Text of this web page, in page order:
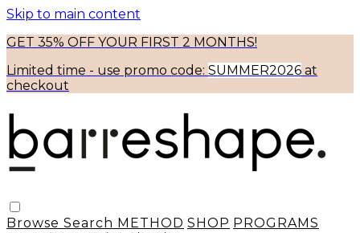
Skip to main content
GET 35% OFF YOUR FIRST 2 MONTHS!
Limited time - use promo code: SUMMER2026 at
checkout
Browse Search METHOD SHOP PROGRAMS